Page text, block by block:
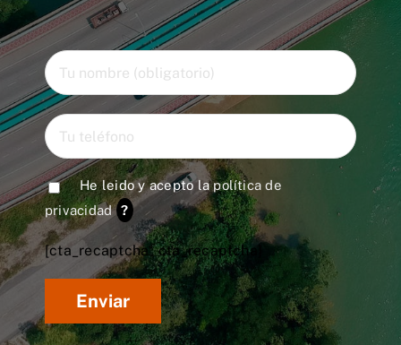
He leido y acepto lapolítica de
privacidad ?
[cta_recaptcha* cta_recaptcha]